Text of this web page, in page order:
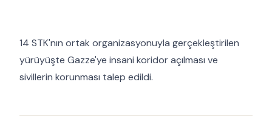
14 STK'nın ortak organizasyonuyla gerçekleştirilen
yürüyüşte Gazze'ye insani koridor açılması ve
sivillerin korunması talep edildi.